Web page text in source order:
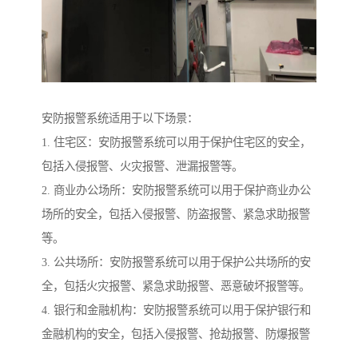
安防报警系统适用于以下场景：
1. 住宅区：安防报警系统可以用于保护住宅区的安全，
包括入侵报警、火灾报警、泄漏报警等。
2. 商业办公场所：安防报警系统可以用于保护商业办公
场所的安全，包括入侵报警、防盗报警、紧急求助报警
等。
3. 公共场所：安防报警系统可以用于保护公共场所的安
全，包括火灾报警、紧急求助报警、恶意破坏报警等。
4. 银行和金融机构：安防报警系统可以用于保护银行和
金融机构的安全，包括入侵报警、抢劫报警、防爆报警